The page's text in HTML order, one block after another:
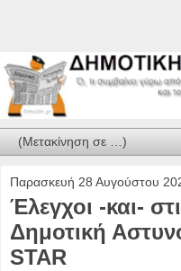
Παρασκευή 28 Αυγούστου
Έλεγχοι -και-
Δημοτική
STAR